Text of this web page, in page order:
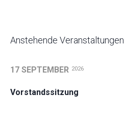
Anstehende Veranstaltungen
17 SEPTEMBER 2026
Vorstandssitzung